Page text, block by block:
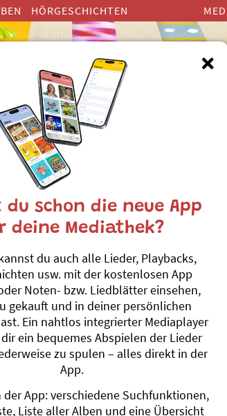
HÖRGESCHICHTEN
zum Thema
Simu
Pumpelpitz
#Kobold #Märchen
Stichwörter A-Z
du schon die neue App
deine Mediathek?
du auch alle Lieder, Playbacks,
usw. mit der kostenlosen App
Noten- bzw. Liedblätter einsehen,
gekauft und in deiner persönlichen
Ein nahtlos integrierter Mediaplayer
ein bequemes Abspielen der Lieder
zu spulen – alles direkt in der
App.
App: verschiedene Suchfunktionen,
Liste aller Alben und eine Übersicht